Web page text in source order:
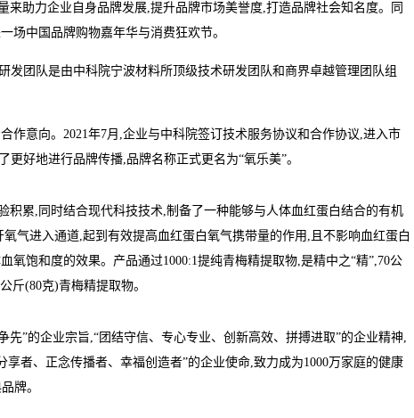
助力企业自身品牌发展,提升品牌市场美誉度,打造品牌社会知名度。同
场中国品牌购物嘉年华与消费狂欢节。
发团队是由中科院宁波材料所顶级技术研发团队和商界卓越管理团队组
作意向。2021年7月,企业与中科院签订技术服务协议和合作协议,进入市
好地进行品牌传播,品牌名称正式更名为“氧乐美”。
积累,同时结合现代科技技术,制备了一种能够与人体血红蛋白结合的有机
气进入通道,起到有效提高血红蛋白氧气携带量的作用,且不影响血红蛋白
饱和度的效果。产品通过1000:1提纯青梅精提取物,是精中之“精”,70公
斤(80克)青梅精提取物。
”的企业宗旨,“团结守信、专心专业、创新高效、拼搏进取”的企业精神,
者、正念传播者、幸福创造者”的企业使命,致力成为1000万家庭的健康
牌。